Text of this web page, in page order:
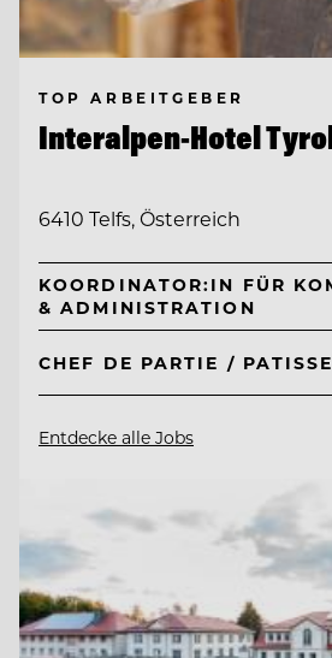
TOP ARBEITGEBER
Interalpen-Hotel
6410 Telfs, Österreich
KOORDINATOR:IN FÜR
& ADMINISTRATION
CHEF DE PARTIE /
Entdecke alle Jobs